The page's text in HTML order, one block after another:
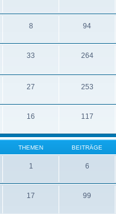
8 94
33 264
27 253
16 117
THEMEN BEITRÄGE
1 6
17 99